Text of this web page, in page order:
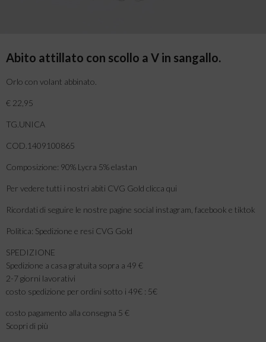
Abito attillato con scollo a V in sangallo.
Orlo con volant abbinato.
€ 22,95
TG.UNICA
COD.1409100865
Composizione: 90% Lycra 5% elastan
Per vedere tutti i nostri abiti CVG Gold clicca qui
Ricordati di seguire le nostre pagine social instagram, facebook e tiktok
Politica: Spedizione e resi CVG Gold
SPEDIZIONE
Spedizione a casa gratuita sopra a 49 €
2-7 giorni lavorativi
costo spedizione per ordini sotto i 49€ : 5€
costo pagamento alla consegna 5 €
Scopri di più